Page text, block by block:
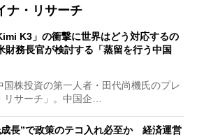
ナ・リサーチ
K3」の衝撃に世界はどう対応するの
務長官が検討する「蒸留を行う中国
株投資の第一人者・田代尚機氏のプレ
リサーチ」。中国企…
長”で政策のテコ入れ必至か 経済運営